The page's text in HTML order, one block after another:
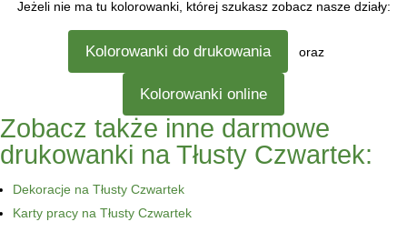
Jeżeli nie ma tu kolorowanki, której szukasz zobacz nasze działy:
Kolorowanki do drukowania oraz
Kolorowanki online
Zobacz także inne darmowe
drukowanki na Tłusty Czwartek:
Dekoracje na Tłusty Czwartek
Karty pracy na Tłusty Czwartek